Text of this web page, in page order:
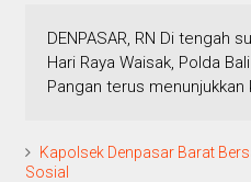
DENPASAR, RN Di tengah
Hari Raya Waisak, Polda
Pangan terus menunjukkan
Kapolsek Denpasar Barat
Sosial